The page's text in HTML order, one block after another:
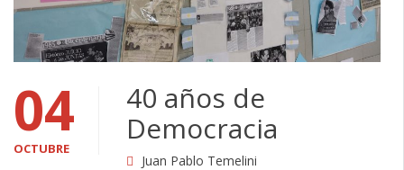
04
OCTUBRE
40 años de
Democracia
Juan Pablo Temelini